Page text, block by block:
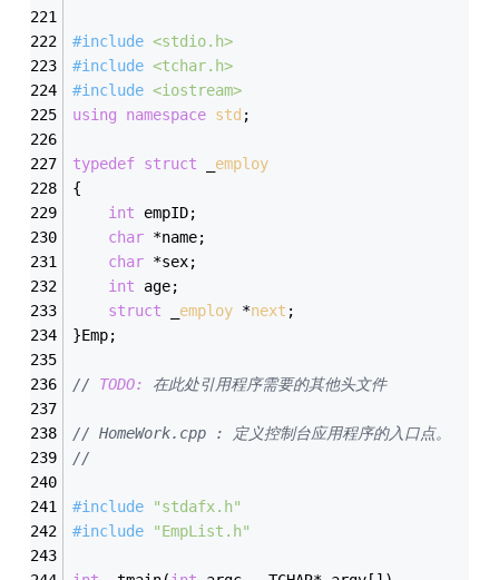
#include <stdio.h>
#include <tchar.h>
#include <iostream>
using
namespace std ;
typedef struct
employ
{
int empID;
char *name;
char *sex;
int age;
struct
employ *next ;
}Emp;
// TODO: 在此处引用程序需要的其他头文件
// HomeWork.cpp : 定义控制台应用程序的入口点。
//
#include
"stdafx.h"
#include "EmpList.h"